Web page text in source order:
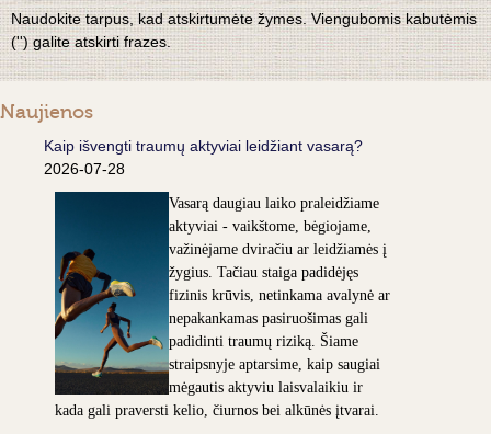
Naudokite tarpus, kad atskirtumėte žymes. Viengubomis kabutėmis
('') galite atskirti frazes.
Naujienos
Kaip išvengti traumų aktyviai leidžiant vasarą?
2026-07-28
Vasarą daugiau laiko praleidžiame
aktyviai - vaikštome, bėgiojame,
važinėjame dviračiu ar leidžiamės į
žygius. Tačiau staiga padidėjęs
fizinis krūvis, netinkama avalynė ar
nepakankamas pasiruošimas gali
padidinti traumų riziką. Šiame
straipsnyje aptarsime, kaip saugiai
mėgautis aktyviu laisvalaikiu ir
kada gali praversti kelio, čiurnos bei alkūnės įtvarai.